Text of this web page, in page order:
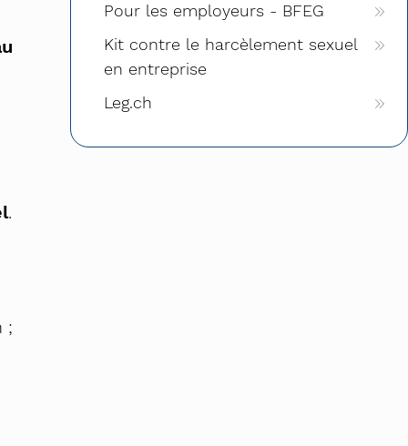
.
;
Pour les employeurs - BFEG
Kit contre le harcèlement sexuel
en entreprise
Leg.ch